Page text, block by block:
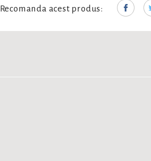
Recomanda acest produs: